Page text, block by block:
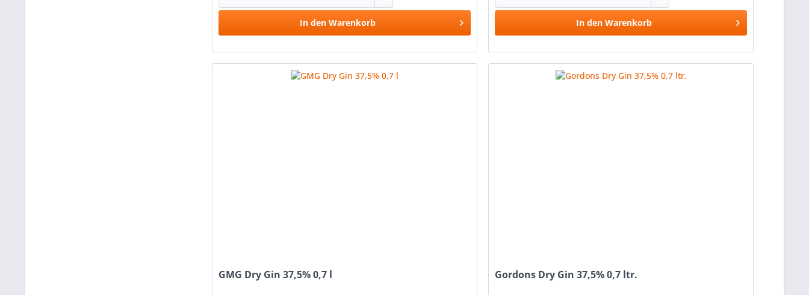
In den Warenkorb
Merken
In den Warenkorb
GMG Dry Gin 37,5% 0,7 l Gordons Dry Gin 37,5% 0,7 ltr.